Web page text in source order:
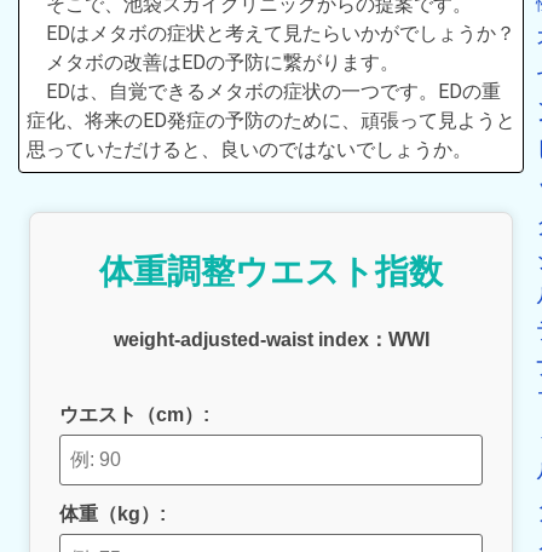
EDはメタボの症状と考えて見たらいかがでしょうか？
メタボの改善はEDの予防に繋がります。
EDは、自覚できるメタボの症状の一つです。EDの重
症化、将来のED発症の予防のために、頑張って見ようと
思っていただけると、良いのではないでしょうか。
体重調整ウエスト指数
weight‑adjusted‑waist index：WWI
ウエスト（cm）:
体重（kg）: